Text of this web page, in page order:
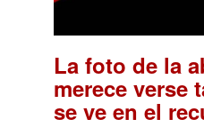
La foto de la
merece verse
se ve en el